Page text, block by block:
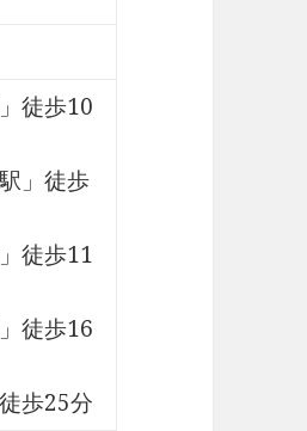
徒歩10
」徒歩
徒歩11
徒歩16
歩25分